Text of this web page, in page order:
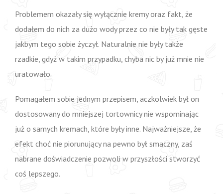
Problemem okazały się wyłącznie kremy oraz fakt, że
dodałem do nich za dużo wody przez co nie były tak gęste
jakbym tego sobie życzył. Naturalnie nie były także
rzadkie, gdyż w takim przypadku, chyba nic by już mnie nie
uratowało.
Pomagałem sobie jednym przepisem, aczkolwiek był on
dostosowany do mniejszej tortownicy nie wspominając
już o samych kremach, które były inne. Najważniejsze, że
efekt choć nie piorunujący na pewno był smaczny, zaś
nabrane doświadczenie pozwoli w przyszłości stworzyć
coś lepszego.